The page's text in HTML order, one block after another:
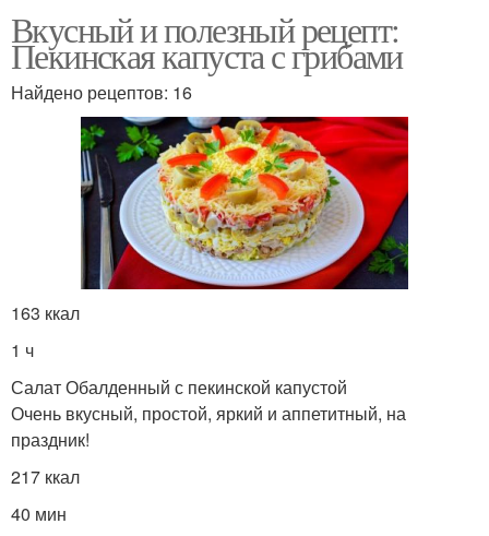
Вкусный и полезный рецепт:
Пекинская капуста с грибами
Найдено рецептов: 16
163 ккал
1 ч
Салат Обалденный с пекинской капустой
Очень вкусный, простой, яркий и аппетитный, на
праздник!
217 ккал
40 мин